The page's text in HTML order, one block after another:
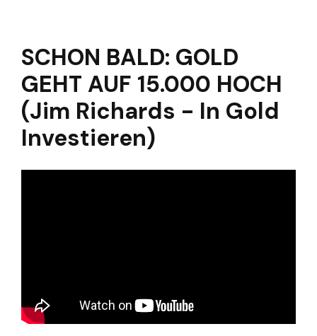
SCHON BALD: GOLD
GEHT AUF 15.000 HOCH
(Jim Richards - In Gold
Investieren)